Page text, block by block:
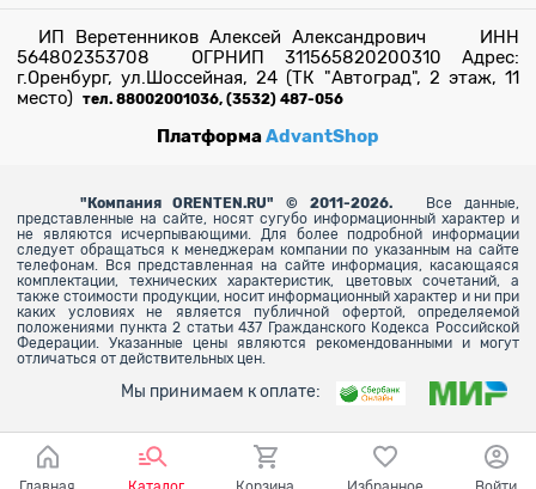
ИП Веретенников Алексей Александрович ИНН
564802353708 ОГРНИП 311565820200310 Адрес:
г.Оренбург, ул.Шоссейная, 24 (ТК "Автоград", 2 этаж, 11
место) тел. 88002001036, (3532) 487-056
ПлатформаAdvantShop
" Компания ORENTEN.RU" © 2011-2026.
Все данные,
представленные на сайте, носят сугубо информационный характер и
не являются исчерпывающими. Для более подробной информации
следует обращаться к менеджерам компании по указанным на сайте
телефонам. Вся представленная на сайте информация, касающаяся
комплектации, технических характеристик, цветовых сочетаний, а
также стоимости продукции, носит информационный характер и ни при
каких условиях не является публичной офертой, определяемой
положениями пункта 2 статьи 437 Гражданского Кодекса Российской
Федерации. Указанные цены являются рекомендованными и могут
отличаться от действительных цен.
Мы принимаем к оплате: